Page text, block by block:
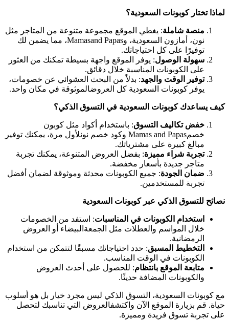
لماذا تختار كوبونات السعودیة؟
منصة شاملة: یغطي الموقع مجموعة متنوعة من المتاجر مثل
نون، أمازون السعودیة، وMamasand Papas، مما یضمن لك
توفیرًا على كل احتیاجاتك.
سھولة الوصول: یوفر الموقع واجھة بسیطة تمكنك من العثور
على الكوبونات المناسبة خلال دقائق.
توفیر الوقت والجھد: بدلاً من البحث العشوائي عن خصومات،
یوفر كوبونات السعودیة كل العروضالموثوقة في مكان واحد.
كیف یساعدك كوبونات السعودیة في التسوق الذكي؟
خفض تكالیف التسوق: باستخدام أكواد مثل كوبون
خصمMamas and Papas وكود خصم نونلأول مرة، یمكنك توفیر
مبالغ كبیرة على مشتریاتك.
تجربة شراء ممیزة: بفضل العروض المتنوعة، یمكنك تجربة
متاجر جدیدة بأسعار مخفضة.
ضمان الجودة: جمیع الكوبونات محدثة وموثوقة لضمان أفضل
تجربة للمستخدمین.
نصائح للتسوق الذكي عبر كوبونات السعودیة
استخدام الكوبونات في المناسبات: استفد من الخصومات
خلال المواسم والعطلات مثل الجمعةالبیضاء أو العروض
الرمضانیة.
التخطیط المسبق: حدد احتیاجاتك مسبقًا لتتمكن من استخدام
الكوبونات في الوقت المناسب.
متابعة الموقع بانتظام: للحصول على أحدث العروض
والكوبونات المضافة حدیثًا.
مع كوبونات السعودیة، التسوق الذكي لیس مجرد خیار بل ھو أسلوب
حیاة. قم بزیارة الموقع الآن واكتشفالعروض التي تناسبك لتحصل
على تجربة تسوق فریدة وممیزة.